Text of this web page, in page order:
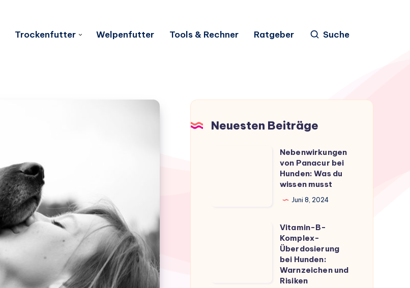
Trockenfutter Welpenfutter Tools & Rechner Ratgeber Suche
Neuesten Beiträge
Nebenwirkungen
von Panacur bei
Hunden: Was du
wissen musst
Juni 8, 2024
Vitamin-B-
Komplex-
Überdosierung
bei Hunden:
Warnzeichen und
Risiken